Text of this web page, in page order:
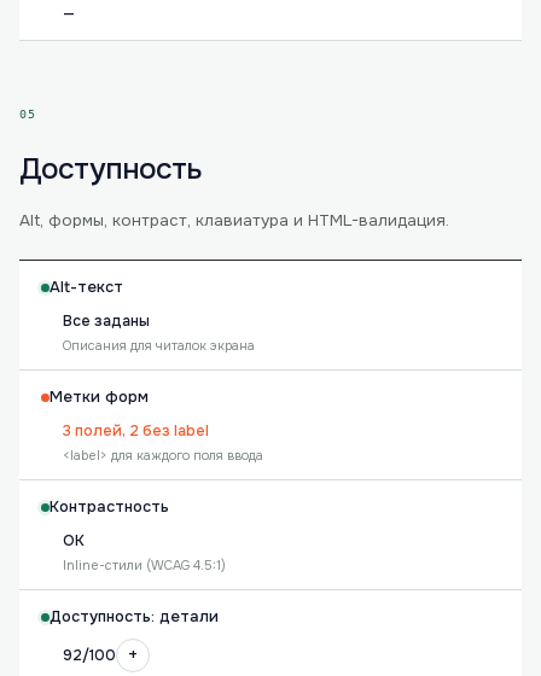
—
05
Доступность
Alt, формы, контраст, клавиатура и HTML-валидация.
Alt-текст
Все заданы
Описания для читалок экрана
Метки форм
3 полей, 2 без label
<label> для каждого поля ввода
Контрастность
OK
Inline-стили (WCAG 4.5:1)
Доступность: детали
92/100
+